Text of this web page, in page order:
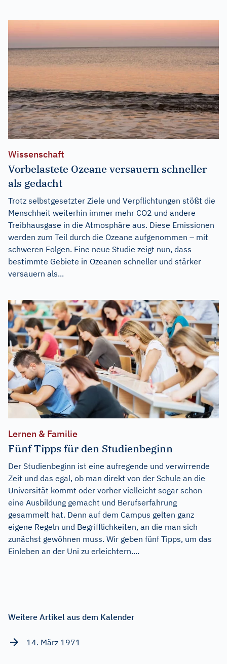
Wissenschaft
Vorbelastete Ozeane versauern schneller
als gedacht
Trotz selbstgesetzter Ziele und Verpflichtungen stößt die
Menschheit weiterhin immer mehr CO2 und andere
Treibhausgase in die Atmosphäre aus. Diese Emissionen
werden zum Teil durch die Ozeane aufgenommen – mit
schweren Folgen. Eine neue Studie zeigt nun, dass
bestimmte Gebiete in Ozeanen schneller und stärker
versauern als...
Lernen & Familie
Fünf Tipps für den Studienbeginn
Der Studienbeginn ist eine aufregende und verwirrende
Zeit und das egal, ob man direkt von der Schule an die
Universität kommt oder vorher vielleicht sogar schon
eine Ausbildung gemacht und Berufserfahrung
gesammelt hat. Denn auf dem Campus gelten ganz
eigene Regeln und Begrifflichkeiten, an die man sich
zunächst gewöhnen muss. Wir geben fünf Tipps, um das
Einleben an der Uni zu erleichtern....
Weitere Artikel aus dem Kalender
14. März 1971